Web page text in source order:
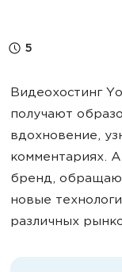
5
Видеохостинг
получают
вдохновение,
комментариях.
бренд,
новые
различных